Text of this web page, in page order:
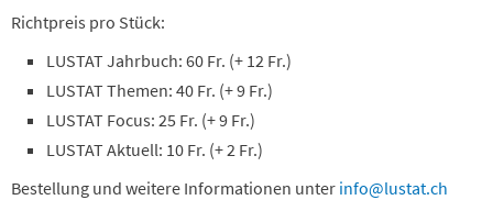
Richtpreis pro Stück:
LUSTAT Jahrbuch: 60 Fr. (+ 12 Fr.)
LUSTAT Themen: 40 Fr. (+ 9 Fr.)
LUSTAT Focus: 25 Fr. (+ 9 Fr.)
LUSTAT Aktuell: 10 Fr. (+ 2 Fr.)
Bestellung und weitere Informationen unter info@lustat.ch